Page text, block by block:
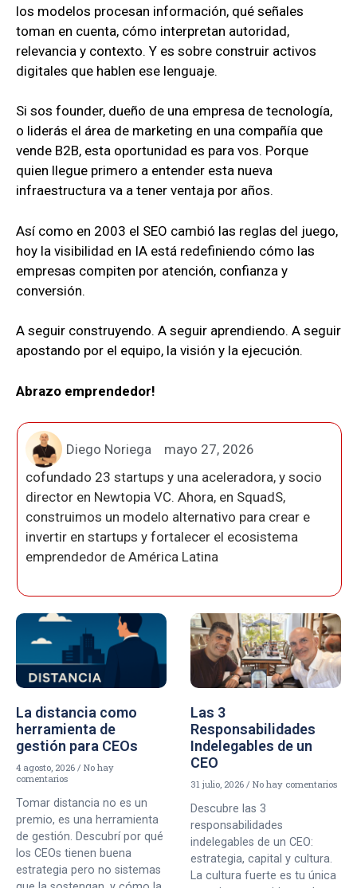
los modelos procesan información, qué señales
toman en cuenta, cómo interpretan autoridad,
relevancia y contexto. Y es sobre construir activos
digitales que hablen ese lenguaje.
Si sos founder, dueño de una empresa de tecnología,
o liderás el área de marketing en una compañía que
vende B2B, esta oportunidad es para vos. Porque
quien llegue primero a entender esta nueva
infraestructura va a tener ventaja por años.
Así como en 2003 el SEO cambió las reglas del juego,
hoy la visibilidad en IA está redefiniendo cómo las
empresas compiten por atención, confianza y
conversión.
A seguir construyendo. A seguir aprendiendo. A seguir
apostando por el equipo, la visión y la ejecución.
Abrazo emprendedor!
Diego Noriega
mayo 27, 2026
cofundado 23 startups y una aceleradora, y socio
director en Newtopia VC. Ahora, en SquadS,
construimos un modelo alternativo para crear e
invertir en startups y fortalecer el ecosistema
emprendedor de América Latina
La distancia como
herramienta de
gestión para CEOs
4 agosto, 2026
No hay
comentarios
Tomar distancia no es un
premio, es una herramienta
de gestión. Descubrí por qué
los CEOs tienen buena
estrategia pero no sistemas
Las 3
Responsabilidades
Indelegables de un
CEO
31 julio, 2026 No hay comentarios
Descubre las 3
responsabilidades
indelegables de un CEO:
estrategia, capital y cultura.
La cultura fuerte es tu única